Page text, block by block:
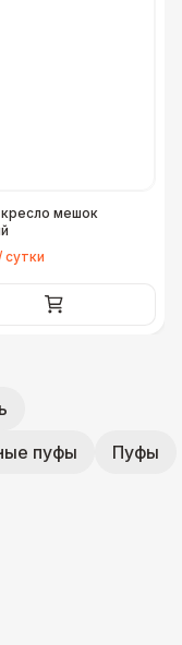
мешок
сутки
пуфы
Пуфы